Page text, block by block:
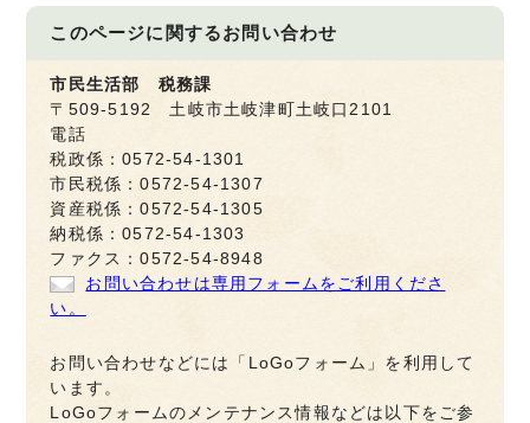
このページに関するお問い合わせ
市民生活部 税務課
〒509-5192 土岐市土岐津町土岐口2101
電話
税政係：0572-54-1301
市民税係：0572-54-1307
資産税係：0572-54-1305
納税係：0572-54-1303
ファクス：0572-54-8948
お問い合わせは専用フォームをご利用くださ
い。
お問い合わせなどには「LoGoフォーム」を利用して
います。
LoGoフォームのメンテナンス情報などは以下をご参